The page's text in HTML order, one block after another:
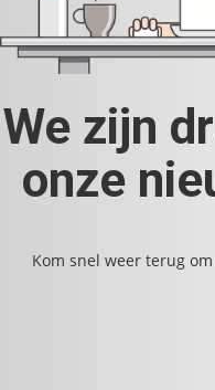
We zijn
onze
Kom snel weer terug